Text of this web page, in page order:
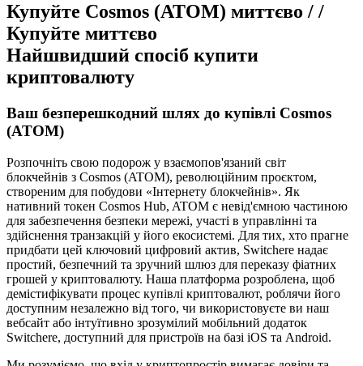
Купуйте Cosmos (ATOM) миттєво / /
Купуйте миттєво
Найшвидший спосіб купити
криптовалюту
Ваш безперешкодний шлях до купівлі Cosmos
(ATOM)
Розпочніть свою подорож у взаємопов'язаний світ
блокчейнів з Cosmos (ATOM), революційним проєктом,
створеним для побудови «Інтернету блокчейнів». Як
нативний токен Cosmos Hub, ATOM є невід'ємною частиною
для забезпечення безпеки мережі, участі в управлінні та
здійснення транзакцій у його екосистемі. Для тих, хто прагне
придбати цей ключовий цифровий актив, Switchere надає
простий, безпечний та зручний шлюз для переказу фіатних
грошей у криптовалюту. Наша платформа розроблена, щоб
демістифікувати процес купівлі криптовалют, роблячи його
доступним незалежно від того, чи використовуєте ви наш
вебсайт або інтуїтивно зрозумілий мобільний додаток
Switchere, доступний для пристроїв на базі iOS та Android.